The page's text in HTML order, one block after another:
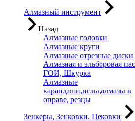
Алмазный инструмент
Назад
Алмазные головки
Алмазные круги
Алмазные отрезные диски
Алмазная и эльборовая
ГОИ, Шкурка
Алмазные
карандаши,иглы,алмазы в
оправе, резцы
Зенкеры, Зенковки, Цековки